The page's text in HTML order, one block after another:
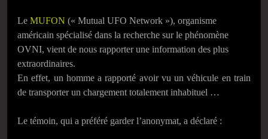
Le MUFON (« Mutual UFO Network »), organisme
américain spécialisé dans la recherche sur le phénomène
OVNI, vient de nous rapporter une information des plus
extraordinaires.
En effet, un homme a rapporté avoir vu un véhicule en train
de transporter un chargement totalement inhabituel …
Le témoin, qui a préféré garder l’anonymat, a déclaré :